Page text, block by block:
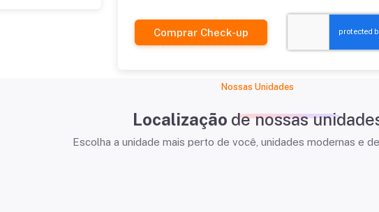
Comprar Check-up
Nossas Unidades
Localização de nossas
Escolha a unidade mais perto de você, unidades modernas e